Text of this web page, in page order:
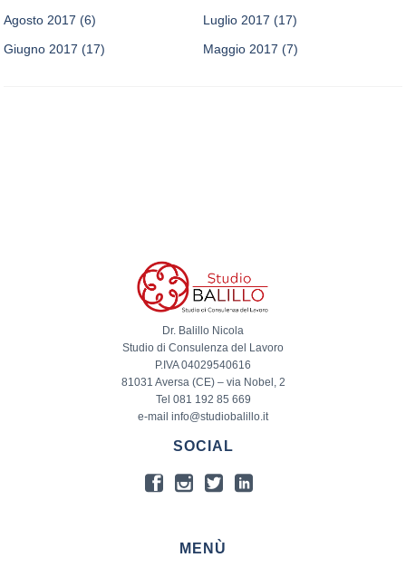
Agosto 2017 (6) Luglio 2017 (17)
Giugno 2017 (17) Maggio 2017 (7)
Dr. Balillo Nicola
Studio di Consulenza del Lavoro
P.IVA 04029540616
81031 Aversa (CE) – via Nobel, 2
Tel 081 192 85 669
e-mail info@studiobalillo.it
SOCIAL
MENÙ